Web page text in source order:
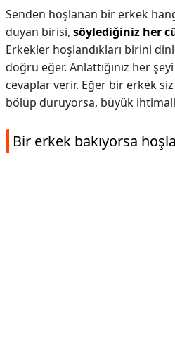
Senden hoşlanan bir erkek
duyan birisi, söylediğiniz her
Erkekler hoşlandıkları birini
doğru eğer. Anlattığınız her
cevaplar verir. Eğer bir erkek
bölüp duruyorsa, büyük
Bir erkek bakıyorsa